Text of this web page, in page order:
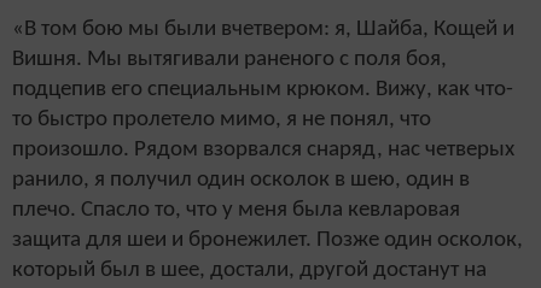
«В том бою мы были вчетвером: я, Шайба, Кощей и
Вишня. Мы вытягивали раненого с поля боя,
подцепив его специальным крюком. Вижу, как что-
то быстро пролетело мимо, я не понял, что
произошло. Рядом взорвался снаряд, нас четверых
ранило, я получил один осколок в шею, один в
плечо. Спасло то, что у меня была кевларовая
защита для шеи и бронежилет. Позже один осколок,
который был в шее, достали, другой достанут на